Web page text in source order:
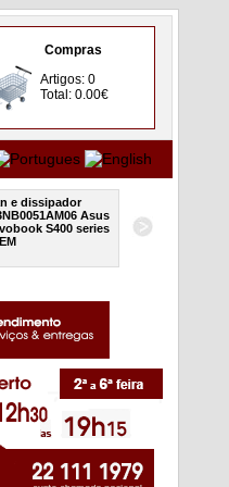
Compras
Artigos: 0
Total: 0.00€
dissipador
Asus
S400 series